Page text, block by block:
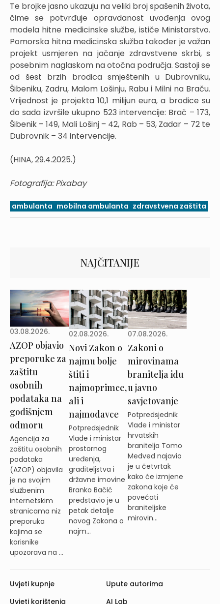
Te brojke jasno ukazuju na veliki broj spašenih života,
čime se potvrđuje opravdanost uvođenja ovog
modela hitne medicinske službe, ističe Ministarstvo.
Pomorska hitna medicinska služba također je važan
projekt usmjeren na jačanje zdravstvene skrbi, s
posebnim naglaskom na otočna područja. Sastoji se
od šest brzih brodica smještenih u Dubrovniku,
Šibeniku, Zadru, Malom Lošinju, Rabu i Milni na Braču.
Vrijednost je projekta 10,1 milijun eura, a brodice su
do sada izvršile ukupno 523 intervencije: Brač – 173,
Šibenik – 149, Mali Lošinj – 42, Rab – 53, Zadar – 72 te
Dubrovnik – 34 intervencije.
(HINA, 29.4.2025.)
Fotografija: Pixabay
ambulanta mobilna ambulanta zdravstvena zaštita
NAJČITANIJE
03.08.2026.
AZOP objavio
preporuke za
zaštitu
osobnih
podataka na
godišnjem
odmoru
Agencija za
zaštitu osobnih
podataka
(AZOP) objavila
je na svojim
službenim
internetskim
stranicama niz
preporuka
kojima se
korisnike
upozorava na ...
02.08.2026.
Novi Zakon o
najmu bolje
štiti i
najmoprimce,
ali i
najmodavce
Potpredsjednik
Vlade i ministar
prostornog
uređenja,
graditeljstva i
državne imovine
Branko Bačić
predstavio je u
petak detalje
novog Zakona o
najm...
07.08.2026.
Zakoni o
mirovinama
branitelja idu
u javno
savjetovanje
Potpredsjednik
Vlade i ministar
hrvatskih
branitelja Tomo
Medved najavio
je u četvrtak
kako će izmjene
zakona koje će
povećati
braniteljske
mirovin...
Uvjeti kupnje
Uvjeti korištenja
Upute autorima
AI Lab